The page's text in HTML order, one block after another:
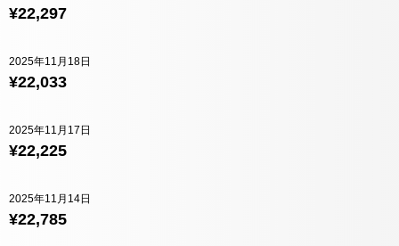
¥22,297
¥22,033
2025年11月18日
¥22,225
2025年11月17日
¥22,785
2025年11月14日